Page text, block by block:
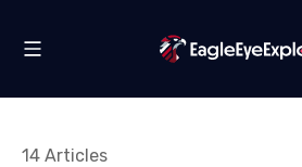
14 Articles